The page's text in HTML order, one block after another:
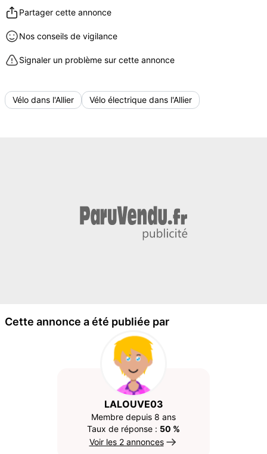
Partager cette annonce
Nos conseils de vigilance
Signaler un problème sur cette annonce
Vélo dans l'Allier Vélo électrique dans l'Allier
Cette annonce a été publiée par
LALOUVE03
Membre depuis 8 ans
Taux de réponse : 50 %
Voir les 2 annonces